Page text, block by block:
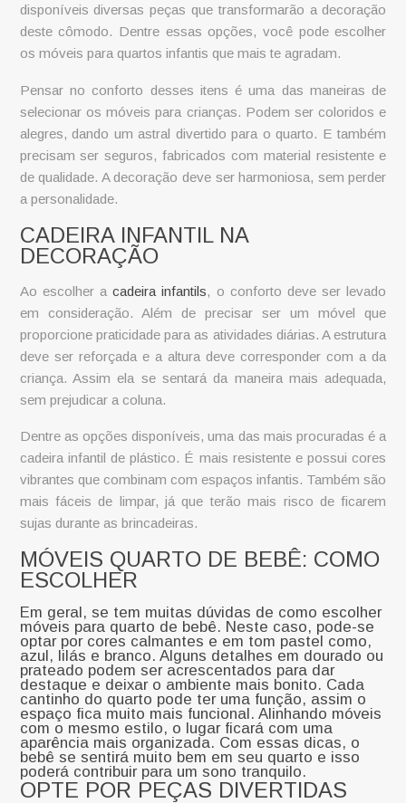
disponíveis diversas peças que transformarão a decoração
deste cômodo. Dentre essas opções, você pode escolher
os móveis para quartos infantis que mais te agradam.
Pensar no conforto desses itens é uma das maneiras de
selecionar osmóveis para crianças. Podem ser coloridos e
alegres, dando um astral divertido para o quarto. E também
precisam ser seguros, fabricados com material resistente e
de qualidade. A decoração deve ser harmoniosa, sem perder
a personalidade.
CADEIRA INFANTIL NA
DECORAÇÃO
Ao escolher acadeira infantils, o conforto deve ser levado
em consideração. Além de precisar ser um móvel que
proporcione praticidade para as atividades diárias. A estrutura
deve ser reforçada e a altura deve corresponder com a da
criança. Assim ela se sentará da maneira mais adequada,
sem prejudicar a coluna.
Dentre as opções disponíveis, uma das mais procuradas é a
cadeira infantil de plástico. É mais resistente e possui cores
vibrantes que combinam com espaços infantis. Também são
mais fáceis de limpar, já que terão mais risco de ficarem
sujas durante as brincadeiras.
MÓVEIS QUARTO DE BEBÊ: COMO
ESCOLHER
Em geral, se tem muitas dúvidas de como escolher
móveis para quarto de bebê. Neste caso, pode-se
optar por cores calmantes e em tom pastel como,
azul, lilás e branco. Alguns detalhes em dourado ou
prateado podem ser acrescentados para dar
destaque e deixar o ambiente mais bonito. Cada
cantinho do quarto pode ter uma função, assim o
espaço fica muito mais funcional. Alinhando móveis
com o mesmo estilo, o lugar ficará com uma
aparência mais organizada. Com essas dicas, o
bebê se sentirá muito bem em seu quarto e isso
poderá contribuir para um sono tranquilo.
OPTE POR PEÇAS DIVERTIDAS